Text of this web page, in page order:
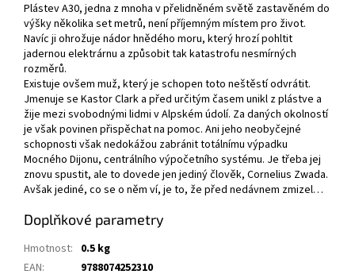
Plástev A30, jedna z mnoha v přelidněném světě zastavěném do
výšky několika set metrů, není příjemným místem pro život.
Navíc ji ohrožuje nádor hnědého moru, který hrozí pohltit
jadernou elektrárnu a způsobit tak katastrofu nesmírných
rozměrů.
Existuje ovšem muž, který je schopen toto neštěstí odvrátit.
Jmenuje se Kastor Clark a před určitým časem unikl z plástve a
žije mezi svobodnými lidmi v Alpském údolí. Za daných okolností
je však povinen přispěchat na pomoc. Ani jeho neobyčejné
schopnosti však nedokážou zabránit totálnímu výpadku
Mocného Dijonu, centrálního výpočetního systému. Je třeba jej
znovu spustit, ale to dovede jen jediný člověk, Cornelius Zwada.
Avšak jediné, co se o něm ví, je to, že před nedávnem zmizel…
Doplňkové parametry
Hmotnost: 0.5 kg
EAN:
9788074252310